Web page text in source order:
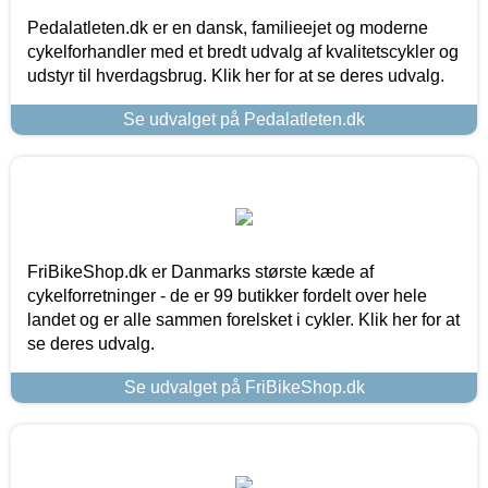
Pedalatleten.dk er en dansk, familieejet og moderne
cykelforhandler med et bredt udvalg af kvalitetscykler og
udstyr til hverdagsbrug. Klik her for at se deres udvalg.
Se udvalget på Pedalatleten.dk
FriBikeShop.dk er Danmarks største kæde af
cykelforretninger - de er 99 butikker fordelt over hele
landet og er alle sammen forelsket i cykler. Klik her for at
se deres udvalg.
Se udvalget på FriBikeShop.dk